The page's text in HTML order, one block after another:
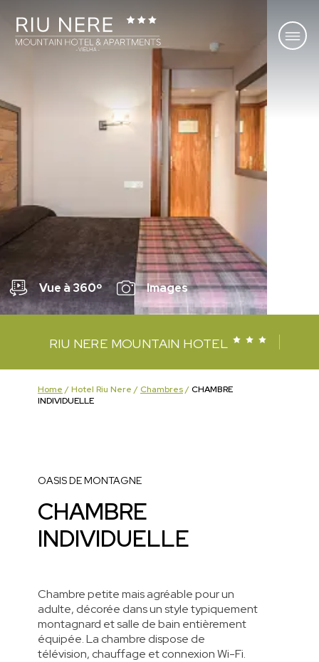
Vue à 360º Images
RIU NERE MOUNTAIN HOTEL
Home /Hotel Riu Nere / Chambres/CHAMBRE
INDIVIDUELLE
OASIS DE MONTAGNE
CHAMBRE
INDIVIDUELLE
Chambre petite mais agréable pour un
adulte, décorée dans un style typiquement
montagnard et salle de bain entièrement
équipée. La chambre dispose de
télévision, chauffage et connexion Wi-Fi.